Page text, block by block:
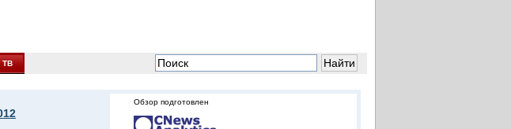
условиях
ТВ
Обзор подготовлен